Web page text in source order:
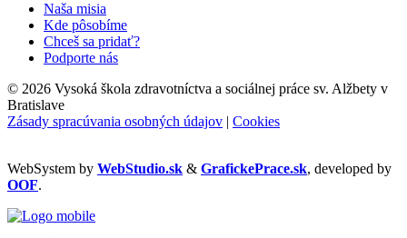
Naša misia
Kde pôsobíme
Chceš sa pridať?
Podporte nás
© 2026 Vysoká škola zdravotníctva a sociálnej práce sv. Alžbety v
Bratislave
Zásady spracúvania osobných údajov | Cookies
WebSystem by WebStudio.sk & GrafickePrace.sk, developed by
OOF.